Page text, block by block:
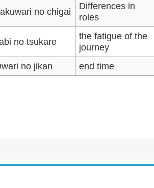
no chigai
Differences in
roles
no tsukare
the fatigue of the
journey
no jikan end time